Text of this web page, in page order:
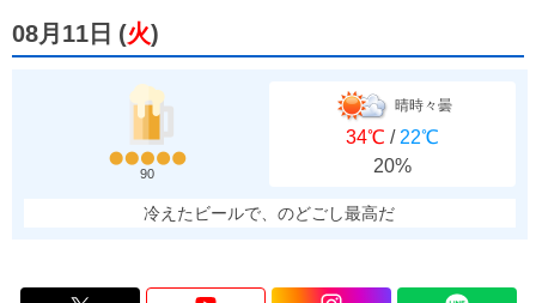
08月11日 (火)
90
晴時々曇
34℃ / 22℃
20%
冷えたビールで、のどごし最高だ